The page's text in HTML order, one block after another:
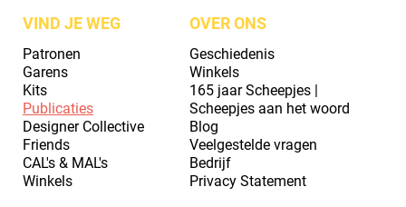
VIND JE WEG
Patronen
Garens
Kits
Publicaties
Designer Collective
Friends
CAL's & MAL's
Winkels
OVER ONS
Geschiedenis
Winkels
165 jaar Scheepjes |
Scheepjes aan het woord
Blog
Veelgestelde vragen
Bedrijf
Privacy Statement